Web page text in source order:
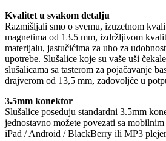
Kvalitet u svakom detalju
Razmišljali smo o svemu, izuzetnom
magnetima od 13.5 mm, izdržljivom
materijalu, jastučićima za uho za
upotrebe. Slušalice koje su vaše uši
slušalicama sa tasterom za pojačavanje
drajverom od 13,5 mm, zadovoljće u
3.5mm konektor
Slušalice poseduju standardni 3.5mm
jednostavno možete povezati sa
iPad / Android / BlackBerry ili MP3